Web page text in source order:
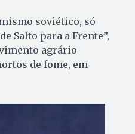
soviético, só
Salto para a Frente”,
agrário
de fome, em